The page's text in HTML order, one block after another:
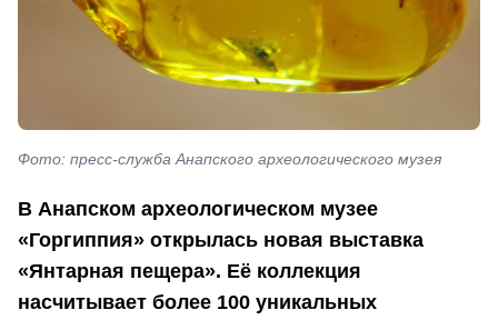
Фото: пресс-служба Анапского археологического музея
В Анапском археологическом музее
«Горгиппия» открылась новая выставка
«Янтарная пещера». Её коллекция
насчитывает более 100 уникальных